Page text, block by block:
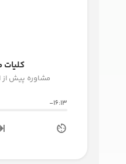
کلیات
مشاوره پیش از
-16:13